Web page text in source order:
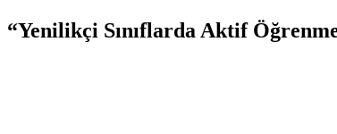
“Yenilikçi Sınıflarda Aktif